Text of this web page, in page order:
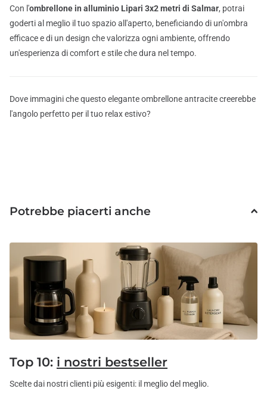
Con l'ombrellone in alluminio Lipari 3x2 metri di Salmar, potrai
goderti al meglio il tuo spazio all'aperto, beneficiando di un'ombra
efficace e di un design che valorizza ogni ambiente, offrendo
un'esperienza di comfort e stile che dura nel tempo.
Dove immagini che questo elegante ombrellone antracite creerebbe
l'angolo perfetto per il tuo relax estivo?
Potrebbe piacerti anche
Top 10: i nostri bestseller
Scelte dai nostri clienti più esigenti: il meglio del meglio.